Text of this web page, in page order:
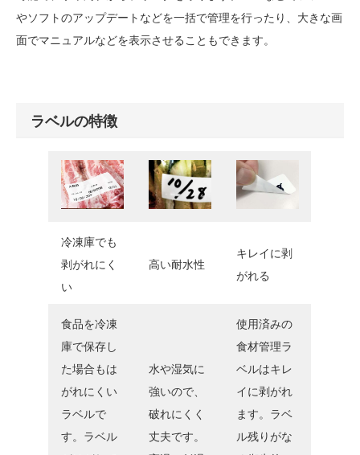
やソフトのアップデートなどを一括で管理を行ったり、大きな画
面でマニュアルなどを表示させることもできます。
ラベルの特徴
冷凍庫でも
剥がれにく
い
高い耐水性
キレイに剥
がれる
食品を冷凍
庫で保存し
た場合もは
がれにくい
ラベルで
す。ラベル
水や湿気に
強いので、
破れにくく
丈夫です。
使用済みの
食材管理ラ
ベルはキレ
イに剥がれ
ます。ラベ
ル残りがな